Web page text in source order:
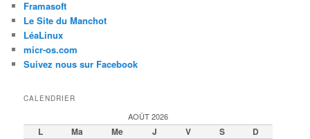
Framasoft
Le Site du Manchot
LéaLinux
micr-os.com
Suivez nous sur Facebook
CALENDRIER
AOÛT 2026
L Ma Me J V S D